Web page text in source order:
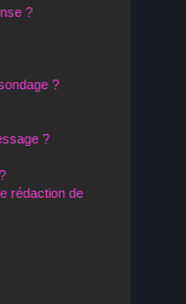
?
?
?
rédaction de